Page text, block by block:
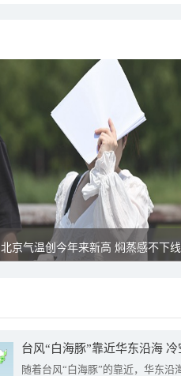
北京气温创今年来新高 焖蒸感不下线
台风“白海豚”靠近华东沿海
随着台风“白海豚”的靠近，华东